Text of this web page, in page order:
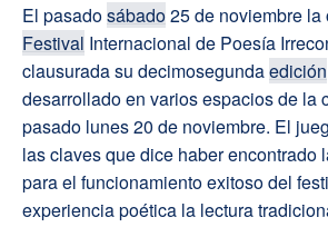
El pasadosábado25 de noviembre
Festival Internacional de Poesía
clausurada su decimosegundaedición
desarrollado en varios espacios de la
pasado lunes 20 de noviembre. El
las claves que dice haber encontrado
para el funcionamiento exitoso del
experiencia poética la lectura